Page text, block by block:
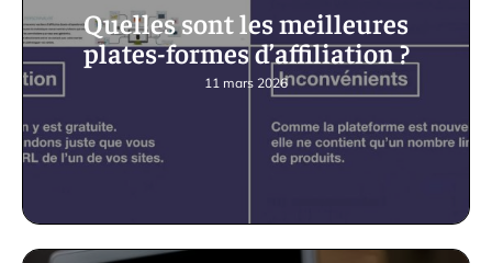
Quelles sont les meilleures
plates-formes d’affiliation ?
11 mars 2026